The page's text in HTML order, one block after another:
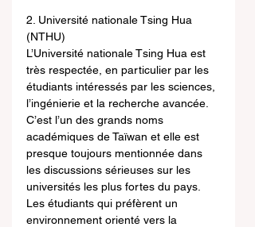
2. Université nationale Tsing Hua
(NTHU)
L’Université nationale Tsing Hua est
très respectée, en particulier par les
étudiants intéressés par les sciences,
l’ingénierie et la recherche avancée.
C’est l’un des grands noms
académiques de Taïwan et elle est
presque toujours mentionnée dans
les discussions sérieuses sur les
universités les plus fortes du pays.
Les étudiants qui préfèrent un
environnement orienté vers la